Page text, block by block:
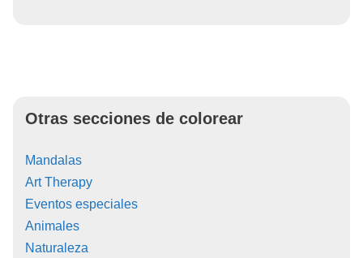
Otras secciones de colorear
Mandalas
Art Therapy
Eventos especiales
Animales
Naturaleza